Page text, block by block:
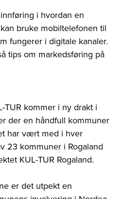
i hvordan en
bruke mobiltelefonen til
fungerer i digitale kanaler.
tips om markedsføring på
TUR kommer i ny drakt i
der en håndfull kommuner
har vært med i hver
23 kommuner i Rogaland
KUL-TUR Rogaland.
er det utpekt en